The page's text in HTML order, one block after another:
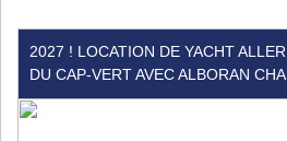
Location
de
2027 ! LOCATION DE YACHT
DU CAP-VERT AVEC ALBORAN